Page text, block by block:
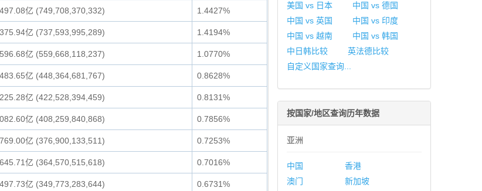
亿 (749,708,370,332) 1.4427%
亿 (737,593,995,289) 1.4194%
亿 (559,668,118,237) 1.0770%
亿 (448,364,681,767) 0.8628%
亿 (422,528,394,459) 0.8131%
亿 (408,259,840,868) 0.7856%
亿 (376,900,133,511) 0.7253%
亿 (364,570,515,618) 0.7016%
亿 (349,773,283,644) 0.6731%
美国 vs 日本
中国 vs 德国
中国 vs 英国
中国 vs 印度
中国 vs 越南
中国 vs 韩国
中日韩比较
英法德比较
自定义国家查询...
按国家/地区查询历年数据
亚洲
中国
香港
澳门
新加坡